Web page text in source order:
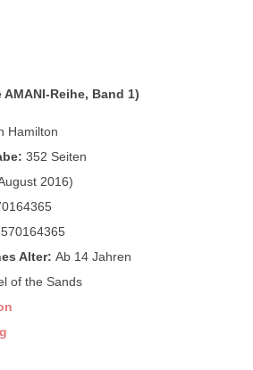
Reihe, Band 1)
Hamilton
352 Seiten
2016)
Alter: Ab 14 Jahren
of the Sands